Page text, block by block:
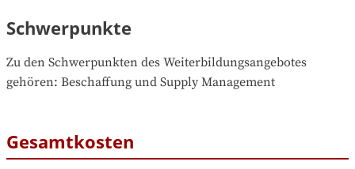
Schwerpunkte
Zu den Schwerpunkten des Weiterbildungsangebotes
gehören: Beschaffung und Supply Management
Gesamtkosten